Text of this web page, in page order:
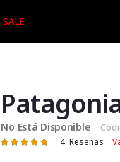
SALE
No Está Disponible
Valoración: 4 Reseñas